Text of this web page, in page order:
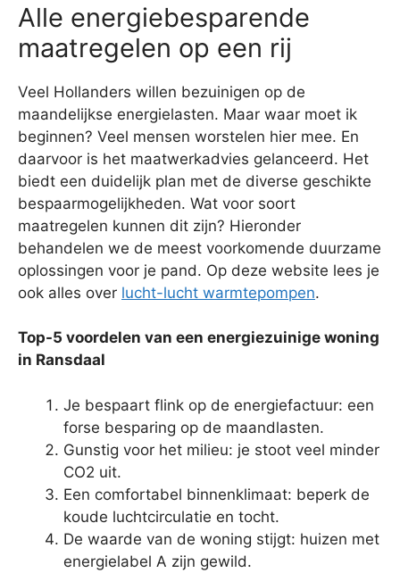
Alle energiebesparende
maatregelen op een rij
Veel Hollanders willen bezuinigen op de
maandelijkse energielasten. Maar waar moet ik
beginnen? Veel mensen worstelen hier mee. En
daarvoor is het maatwerkadvies gelanceerd. Het
biedt een duidelijk plan met de diverse geschikte
bespaarmogelijkheden. Wat voor soort
maatregelen kunnen dit zijn? Hieronder
behandelen we de meest voorkomende duurzame
oplossingen voor je pand. Op deze website lees je
ook alles over lucht-lucht warmtepompen.
Top-5 voordelen van een energiezuinige woning
in Ransdaal
Je bespaart flink op de energiefactuur: een
forse besparing op de maandlasten.
Gunstig voor het milieu: je stoot veel minder
CO2 uit.
Een comfortabel binnenklimaat: beperk de
koude luchtcirculatie en tocht.
De waarde van de woning stijgt: huizen met
energielabel A zijn gewild.